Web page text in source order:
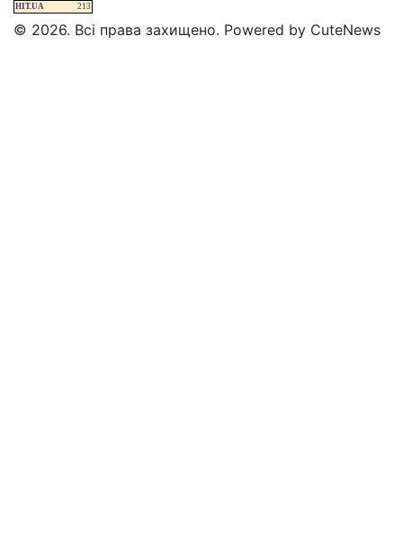
HIT.UA 213
© 2026. Всі права захищено. Powered by CuteNews